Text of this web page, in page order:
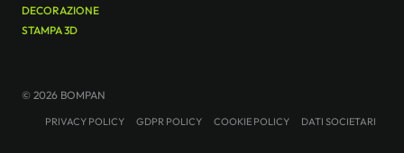
DECORAZIONE
STAMPA 3D
© 2026 BOMPAN
PRIVACY POLICY GDPR POLICY COOKIE POLICY DATI SOCIETARI